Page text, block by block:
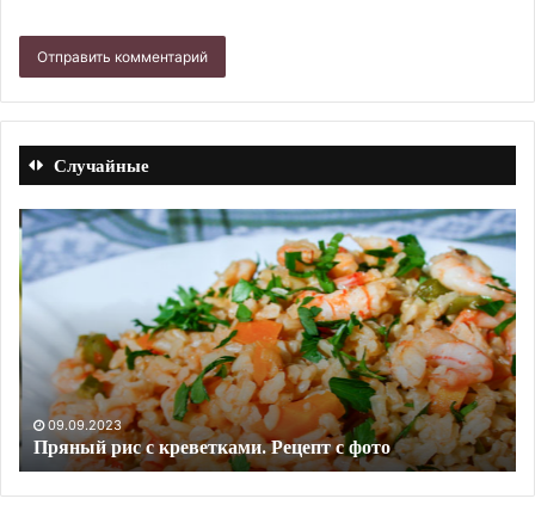
Случайные
Пряный
рис
с
креветками.
Рецепт
с
фото
09.09.2023
Пряный рис с креветками. Рецепт с фото
из
в
с